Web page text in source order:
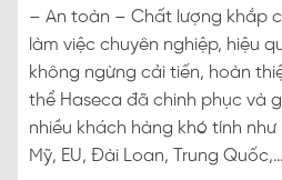
– An toàn – Chất lượng khắp
làm việc chuyên nghiệp, hiệu
không ngừng cải tiến, hoàn
thể Haseca đã chinh phục và
nhiều khách hàng khó tính
Mỹ, EU, Đài Loan, Trung Quốc,…